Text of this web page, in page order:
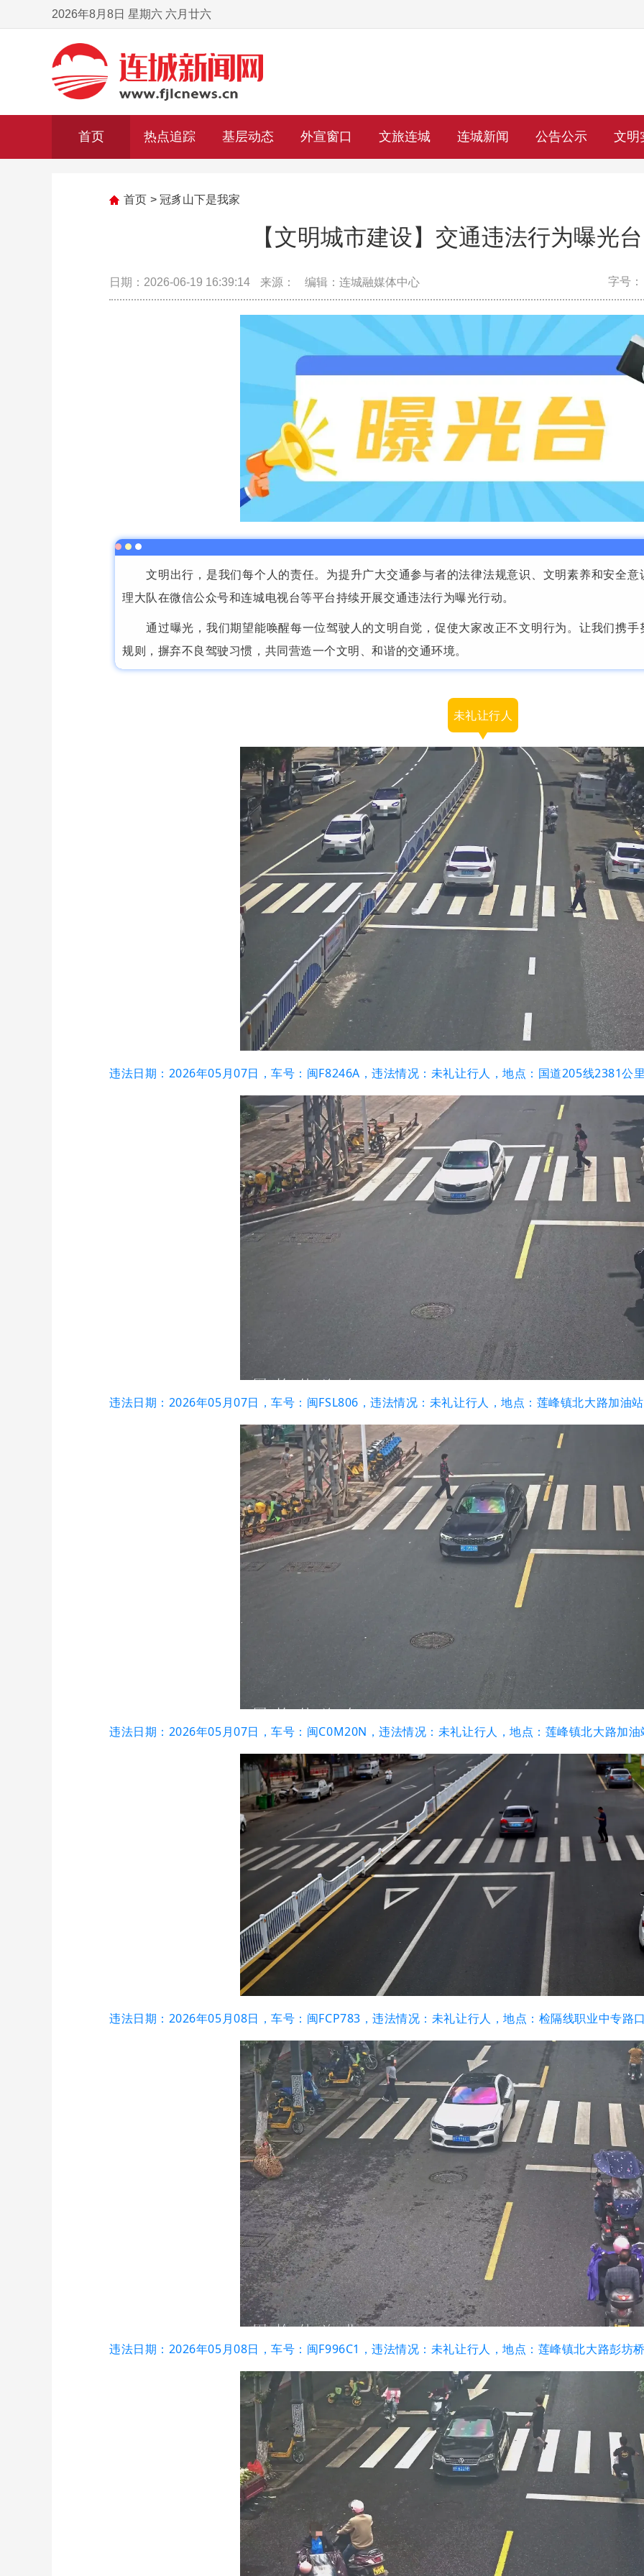
2026年8月8日 星期六 六月廿六
首页 热点追踪 基层动态 外宣窗口 文旅连城 连城新闻 公告公示 文明
首页 > 冠豸山下是我家
【文明城市建设】交通违法行为曝光
日期：2026-06-19 16:39:14 来源： 编辑：连城融媒体中心 字号
文明出行，是我们每个人的责任。为提升广大交通参与者的法律法规意识、文明素养和安全
理大队在微信公众号和连城电视台等平台持续开展交通违法行为曝光行动。
通过曝光，我们期望能唤醒每一位驾驶人的文明自觉，促使大家改正不文明行为。让我们携
规则，摒弃不良驾驶习惯，共同营造一个文明、和谐的交通环境。
未礼让行人
违法日期：2026年05月07日，车号：闽F8246A，违法情况：未礼让行人，地点：国道205线2381公
违法日期：2026年05月07日，车号：闽FSL806，违法情况：未礼让行人，地点：莲峰镇北大路加油
违法日期：2026年05月07日，车号：闽C0M20N，违法情况：未礼让行人，地点：莲峰镇北大路加油
违法日期：2026年05月08日，车号：闽FCP783，违法情况：未礼让行人，地点：检隔线职业中专路
违法日期：2026年05月08日，车号：闽F996C1，违法情况：未礼让行人，地点：莲峰镇北大路彭坊